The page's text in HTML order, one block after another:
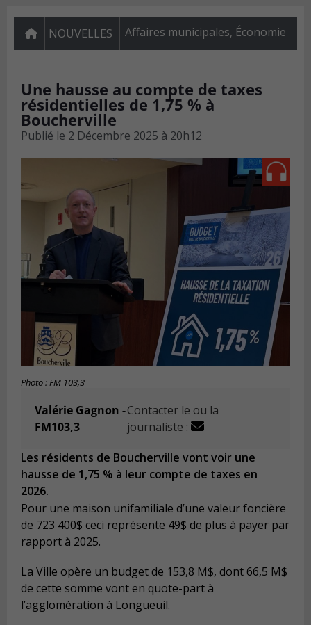
NOUVELLES Affaires municipales, Économie
Une hausse au compte de taxes
résidentielles de 1,75 % à
Boucherville
Publié le 2 Décembre 2025 à 20h12
Photo : FM 103,3
Valérie Gagnon -
FM103,3
Contacter le ou la
journaliste :
Les résidents de Boucherville vont voir une
hausse de 1,75 % à leur compte de taxes en
2026.
Pour une maison unifamiliale d’une valeur foncière
de 723 400$ ceci représente 49$ de plus à payer par
rapport à 2025.
La Ville opère un budget de 153,8 M$, dont 66,5 M$
de cette somme vont en quote-part à
l’agglomération à Longueuil.